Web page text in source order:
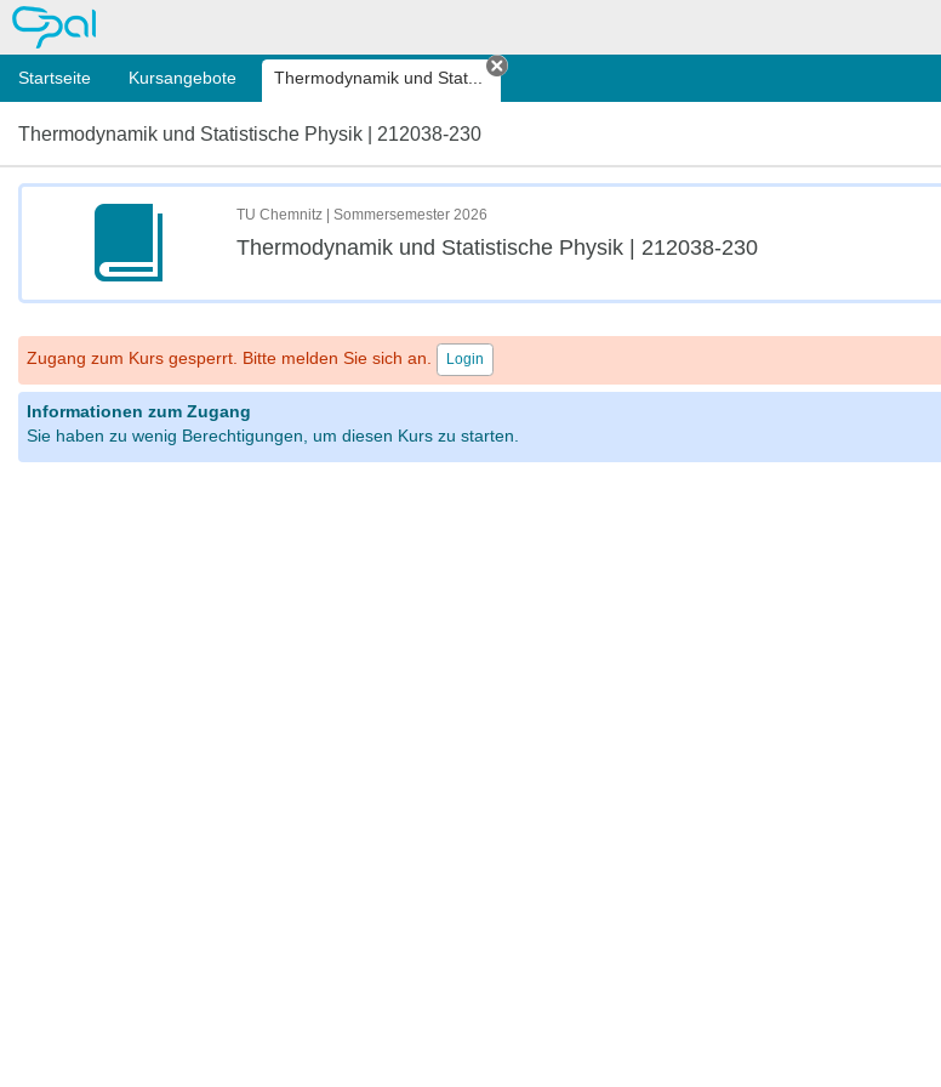
OPAL
Startseite Kursangebote Thermodynamik und Stat...
Tab schließen
Thermodynamik und Statistische Physik | 212038-230
TU Chemnitz | Sommersemester 2026
Thermodynamik und Statistische Physik | 212038-230
Zugang zum Kurs gesperrt. Bitte melden Sie sich an. Login
Informationen zum Zugang
Sie haben zu wenig Berechtigungen, um diesen Kurs zu starten.